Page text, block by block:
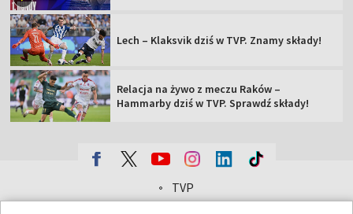
Lech – Klaksvik dziś w TVP. Znamy składy!
Relacja na żywo z meczu Raków –
Hammarby dziś w TVP. Sprawdź składy!
TVP